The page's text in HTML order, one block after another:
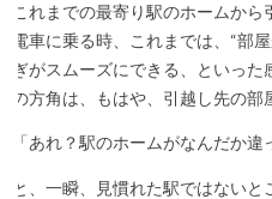
これまでの最寄り駅のホームか
電車に乗る時、これまでは、“部
ぎがスムーズにできる、といっ
の方角は、もはや、引越し先の部
「あれ？駅のホームがなんだか違
と、一瞬、見慣れた駅ではない